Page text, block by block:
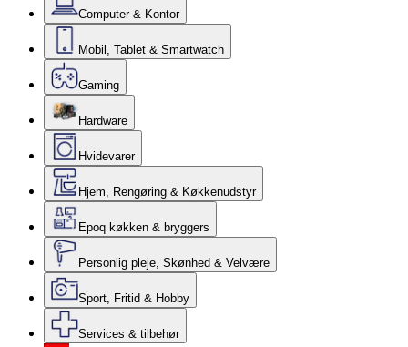
Computer & Kontor
Mobil, Tablet & Smartwatch
Gaming
Hardware
Hvidevarer
Hjem, Rengøring & Køkkenudstyr
Epoq køkken & bryggers
Personlig pleje, Skønhed & Velvære
Sport, Fritid & Hobby
Services & tilbehør